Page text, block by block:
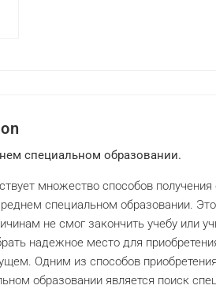
специальном образовании.
множество способов получения
специальном образовании.
не смог закончить учебу или
надежное место для
Одним из способов
образовании является поиск